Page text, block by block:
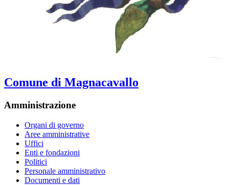
Comune di Magnacavallo
Amministrazione
Organi di governo
Aree amministrative
Uffici
Enti e fondazioni
Politici
Personale amministrativo
Documenti e dati